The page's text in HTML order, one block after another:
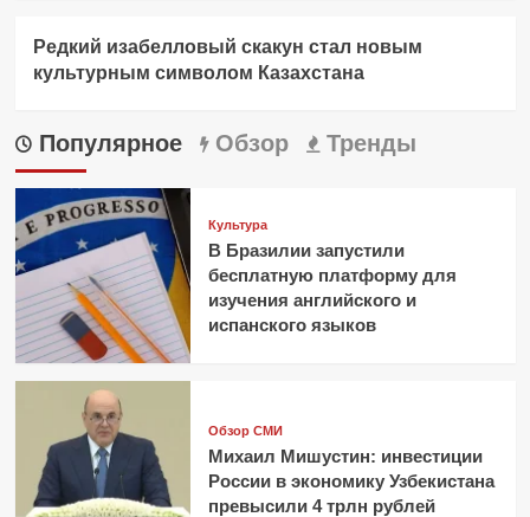
Редкий изабелловый скакун стал новым
культурным символом Казахстана
Популярное Обзор Тренды
Культура
В Бразилии запустили
бесплатную платформу для
изучения английского и
испанского языков
Обзор СМИ
Михаил Мишустин: инвестиции
России в экономику Узбекистана
превысили 4 трлн рублей